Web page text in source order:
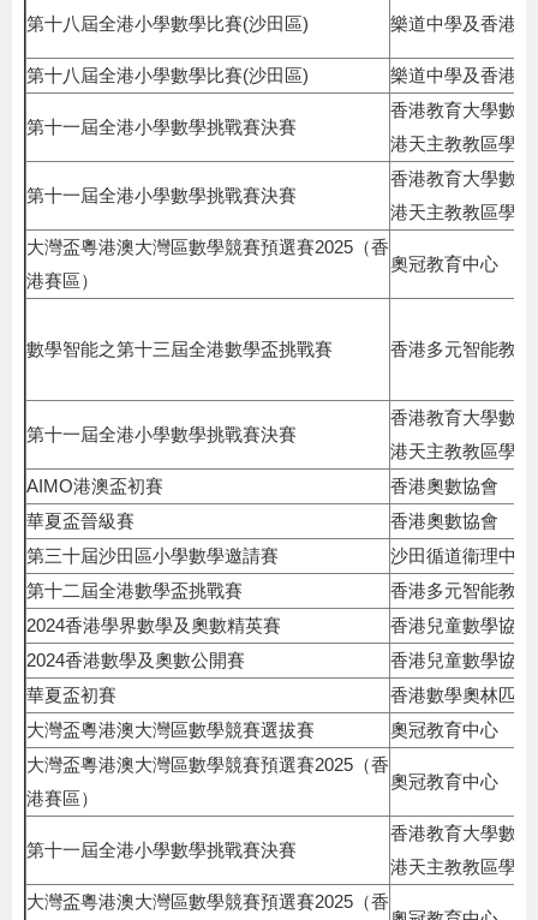
第十八屆全港小學數學比賽(沙田區) 樂道中學及香港
第十八屆全港小學數學比賽(沙田區) 樂道中學及香港
第十一屆全港小學數學挑戰賽決賽
香港教育大學數
港天主教教區學
第十一屆全港小學數學挑戰賽決賽
香港教育大學數
港天主教教區學
大灣盃粵港澳大灣區數學競賽預選賽2025（香
港賽區）
奧冠教育中心
數學智能之第十三屆全港數學盃挑戰賽 香港多元智能教
第十一屆全港小學數學挑戰賽決賽
香港教育大學數
港天主教教區學
AIMO港澳盃初賽
香港奧數協會
華夏盃晉級賽
香港奧數協會
第三十屆沙田區小學數學邀請賽
沙田循道衞理中學
第十二屆全港數學盃挑戰賽
香港多元智能教
2024香港學界數學及奧數精英賽
香港兒童數學協會
2024香港數學及奧數公開賽
香港兒童數學協會
華夏盃初賽
香港數學奧林匹
大灣盃粵港澳大灣區數學競賽選拔賽
奧冠教育中心
大灣盃粵港澳大灣區數學競賽預選賽2025（香
港賽區）
奧冠教育中心
第十一屆全港小學數學挑戰賽決賽
香港教育大學數
港天主教教區學
大灣盃粵港澳大灣區數學競賽預選賽2025（香